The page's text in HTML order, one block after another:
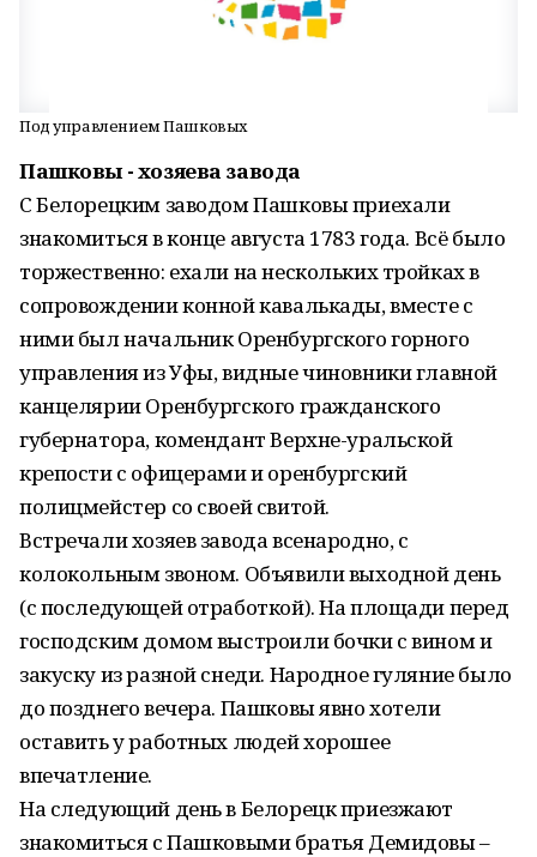
Под управлением Пашковых
Пашковы - хозяева завода
С Белорецким заводом Пашковы приехали
знакомиться в конце августа 1783 года. Всё было
торжественно: ехали на нескольких тройках в
сопровождении конной кавалькады, вместе с
ними был начальник Оренбургского горного
управления из Уфы, видные чиновники главной
канцелярии Оренбургского гражданского
губернатора, комендант Верхне-уральской
крепости с офицерами и оренбургский
полицмейстер со своей свитой.
Встречали хозяев завода всенародно, с
колокольным звоном. Объявили выходной день
(с последующей отработкой). На площади перед
господским домом выстроили бочки с вином и
закуску из разной снеди. Народное гуляние было
до позднего вечера. Пашковы явно хотели
оставить у работных людей хорошее
впечатление.
На следующий день в Белорецк приезжают
знакомиться с Пашковыми братья Демидовы –